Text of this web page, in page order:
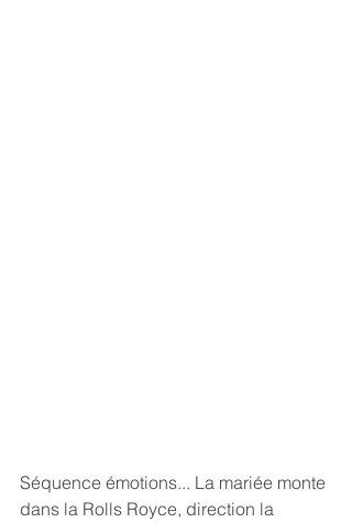
Séquence émotions... La mariée monte
dans la Rolls Royce, direction la